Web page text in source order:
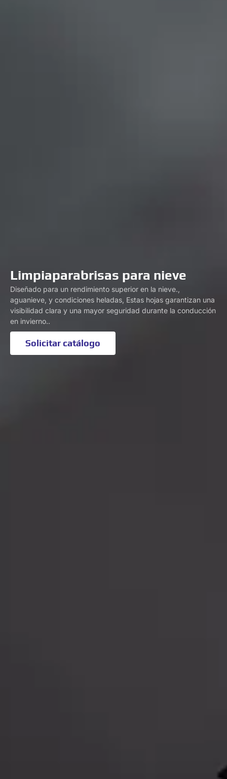
Limpiaparabrisas para nieve
Diseñado para un rendimiento superior en la nieve.,
aguanieve, y condiciones heladas, Estas hojas garantizan una
visibilidad clara y una mayor seguridad durante la conducción
en invierno..
Solicitar catálogo